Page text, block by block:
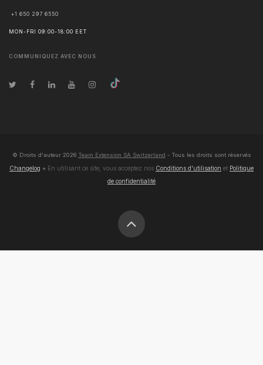
+1 650 297 6550
MON-FRI 09:00-18:00 EET
COMMUNIQUEZ AVEC NOUS
© Droits d'auteur 2026 Team Extension SA Switzerland - Tous les droits sont réservés
Changelog ● En utilisant ce site, vous acceptez nos Conditions d'utilisation et Politique
de confidentialité